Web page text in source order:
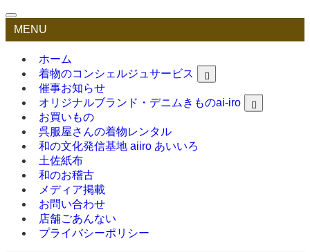
MENU
ホーム
着物のコンシェルジュサービス
催事お知らせ
オリジナルブランド・デニムきものai-iro
お買いもの
呉服屋さんの着物レンタル
和の文化発信基地 aiiro あいいろ
土佐紙布
和のお稽古
メディア掲載
お問い合わせ
店舗ごあんない
プライバシーポリシー